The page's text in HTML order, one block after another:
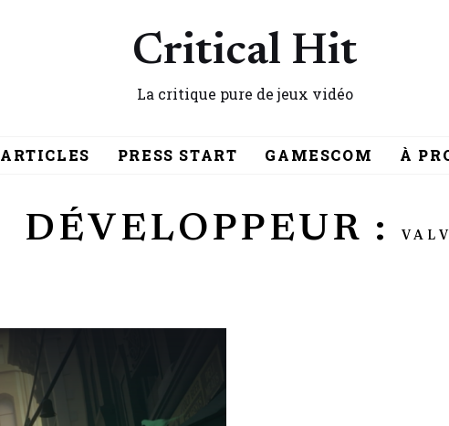
Critical Hit
La critique pure de jeux vidéo
ARTICLES PRESS START GAMESCOM À
DÉVELOPPEUR :